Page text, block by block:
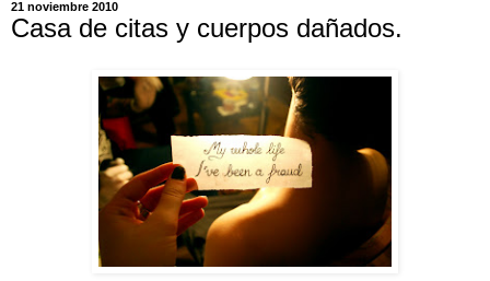
21 noviembre 2010
Casa de citas y cuerpos dañados.